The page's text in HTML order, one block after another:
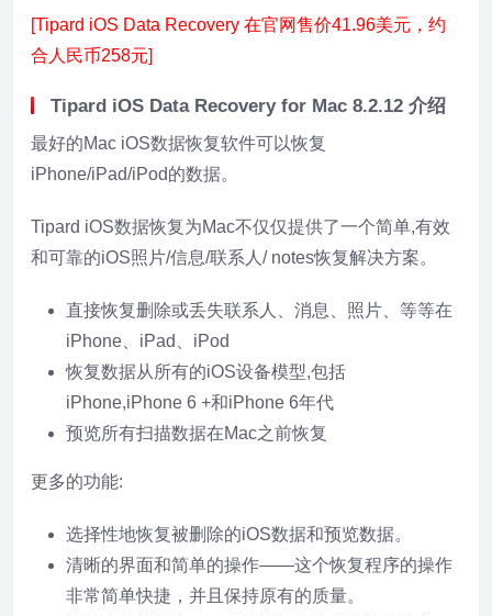
[Tipard iOS Data Recovery 在官网售价41.96美元，约
合人民币258元]
Tipard iOS Data Recovery for Mac 8.2.12 介绍
最好的Mac iOS数据恢复软件可以恢复
iPhone/iPad/iPod的数据。
Tipard iOS数据恢复为Mac不仅仅提供了一个简单,有效
和可靠的iOS照片/信息/联系人/ notes恢复解决方案。
直接恢复删除或丢失联系人、消息、照片、等等在
iPhone、iPad、iPod
恢复数据从所有的iOS设备模型,包括
iPhone,iPhone 6 +和iPhone 6年代
预览所有扫描数据在Mac之前恢复
更多的功能:
选择性地恢复被删除的iOS数据和预览数据。
清晰的界面和简单的操作——这个恢复程序的操作
非常简单快捷，并且保持原有的质量。